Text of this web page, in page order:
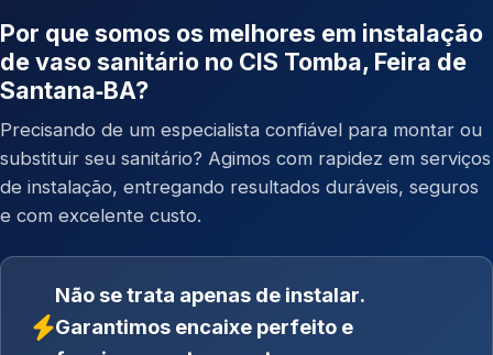
Por que somos os melhores em instalação
de vaso sanitário no CIS Tomba, Feira de
Santana‑BA?
Precisando de um especialista confiável para montar ou
substituir seu sanitário? Agimos com rapidez em serviços
de instalação, entregando resultados duráveis, seguros
e com excelente custo.
Não se trata apenas de instalar.
Garantimos encaixe perfeito e